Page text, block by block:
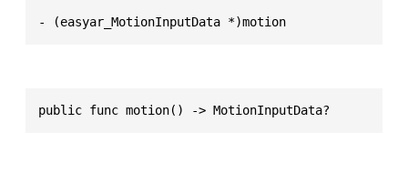
- (easyar_MotionInputData *)motion
public func motion() -> MotionInputData?